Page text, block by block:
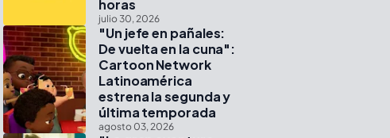
horas
julio 30, 2026
"Un jefe en pañales:
De vuelta en la cuna":
Cartoon Network
Latinoamérica
estrena la segunda y
última temporada
agosto 03, 2026